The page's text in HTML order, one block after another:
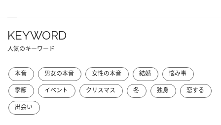
KEYWORD
人気のキーワード
本音 男女の本音 女性の本音 結婚
悩み事
季節
イベント クリスマス 冬 独身
恋する
出会い